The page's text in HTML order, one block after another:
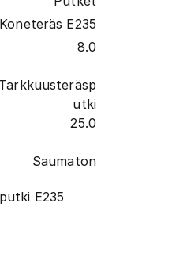
Koneteräs E235
8.0
Tarkkuusteräsp
utki
25.0
Saumaton
E235